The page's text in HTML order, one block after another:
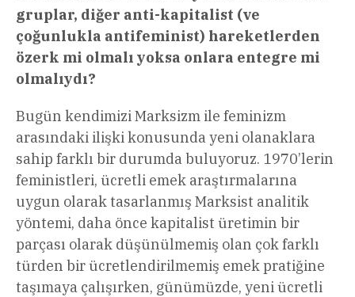
gruplar, diğer anti-kapitalist (ve
çoğunlukla antifeminist) hareketlerden
özerk mi olmalı yoksa onlara entegre mi
olmalıydı?
Bugün kendimizi Marksizm ile feminizm
arasındaki ilişki konusunda yeni olanaklara
sahip farklı bir durumda buluyoruz. 1970’lerin
feministleri, ücretli emek araştırmalarına
uygun olarak tasarlanmış Marksist analitik
yöntemi, daha önce kapitalist üretimin bir
parçası olarak düşünülmemiş olan çok farklı
türden bir ücretlendirilmemiş emek pratiğine
taşımaya çalışırken, günümüzde, yeni ücretli